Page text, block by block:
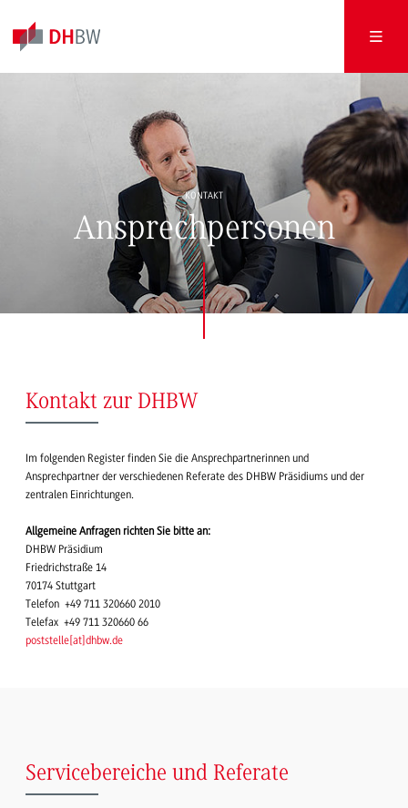
KONTAKT
Ansprechpersonen
Kontakt zur DHBW
Im folgenden Register finden Sie die Ansprechpartnerinnen und
Ansprechpartner der verschiedenen Referate des DHBW Präsidiums und der
zentralen Einrichtungen.
Allgemeine Anfragen richten Sie bitte an:
DHBW Präsidium
Friedrichstraße 14
70174 Stuttgart
Telefon +49 711 320660 2010
Telefax +49 711 320660 66
poststelle at dhbw.de
Servicebereiche und Referate